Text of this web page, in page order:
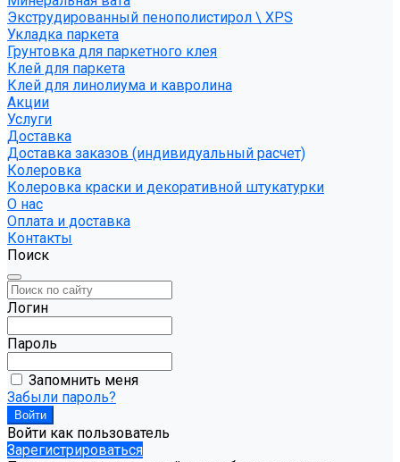
Экструдированный пенополистирол \ XPS
Укладка паркета
Грунтовка для паркетного клея
Клей для паркета
Клей для линолиума и кавролина
Акции
Услуги
Доставка
Доставка заказов (индивидуальный расчет)
Колеровка
Колеровка краски и декоративной штукатурки
О нас
Оплата и доставка
Контакты
Поиск
Логин
Пароль
Запомнить меня
Забыли пароль?
Войти как пользователь
Зарегистрироваться